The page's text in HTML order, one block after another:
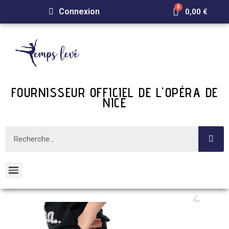
Connexion 0,00 €
FOURNISSEUR OFFICIEL DE L'OPÉRA DE
NICE